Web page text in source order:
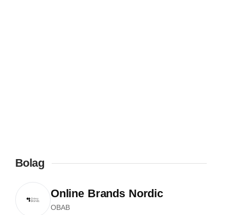
Bolag
Online Brands Nordic
OBAB